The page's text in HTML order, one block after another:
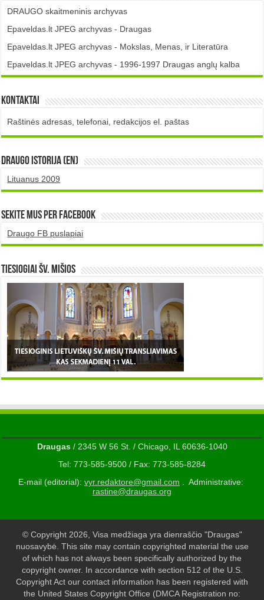
DRAUGO skaitmeninis archyvas
Epaveldas.lt JPEG archyvas - Draugas
Epaveldas.lt JPEG archyvas - Mokslas, Menas, ir Literatūra
Epaveldas.lt JPEG archyvas - 1996-1997 Draugas anglų kalba
Kontaktai
Raštinės adresas, telefonai, redakcijos el. paštas
DRAUGO istorija (EN)
Lituanus 2009
Sekite mus per Facebook
Draugo FB puslapiai
TIESIOGIAI šv. MIŠIOS
Draugas/ 2345 W 56 St. / Chicago, IL 60636-1040
Tel: 773-585-9500 / Fax: 773-585-8284
E-mail (editorial): vyr.redaktore@gmail.com . Administrative:
rastine@draugas.org
© Copyright 2026, Visa medžiaga yra dienraščio "Draugas"
nuosavybė. This site may contain copyrighted material the use
of which has not always been specifically authorized by the
copyright owner. In accordance with section 512 of the U.S.
Copyright Act our contact information has been registered with
the United States Copyright Office (DMCA Registration no: